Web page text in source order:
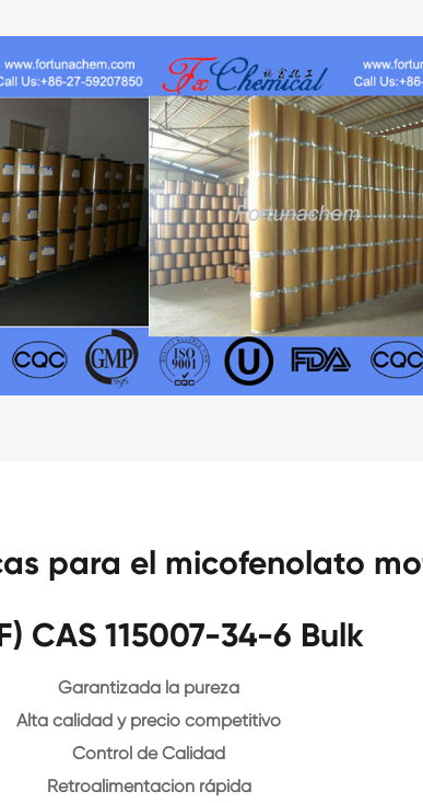
para el micofenolato
CAS 115007-34-6 Bulk
Garantizada la pureza
Alta calidad y precio competitivo
Control de Calidad
Retroalimentación rápida